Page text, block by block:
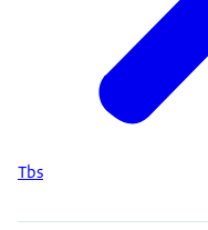
Tbs